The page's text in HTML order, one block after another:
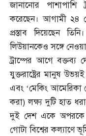
জানানোর পাশাপাশি
করেছেন। আগামী ২৪
প্রস্তাব দিয়েছেন
লিউয়ানকেও সঙ্গে
ট্রাম্পের আগে বক্তব্য
যুক্তরাষ্ট্রের মানুষ
এবং ‘মেকিং আমেরিকা
করা)লক্ষ্য দুটি হাত
দুই দেশ একে অপরকে
গোটা বিশ্বের কল্যাণে